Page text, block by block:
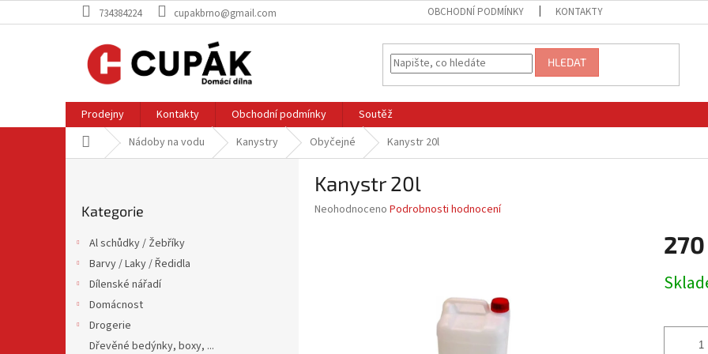
na
734384224 cupakbrno@gmail.com OBCHODNÍ PODMÍNKY KONTAKTY
HLEDAT
Prodejny Kontakty Obchodní podmínky
Soutěž
Domů Nádoby na vodu Kanystry Obyčejné Kanystr 20l
kategorie
Kategorie
Al schůdky / Žebříky
Barvy / Laky / Ředidla
Dílenské nářadí
Domácnost
Drogerie
Dřevěné bedýnky, boxy, ...
Kanystr 20l
Průměrné
Neohodnoceno Podrobnosti hodnocení
cena: